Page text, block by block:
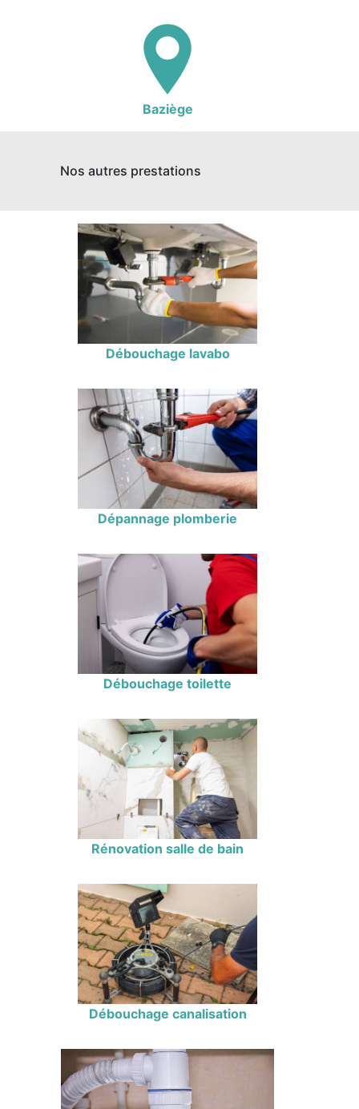
Baziège
Nos autres prestations
Débouchage lavabo
Dépannage plomberie
Débouchage toilette
Rénovation salle de bain
Débouchage canalisation